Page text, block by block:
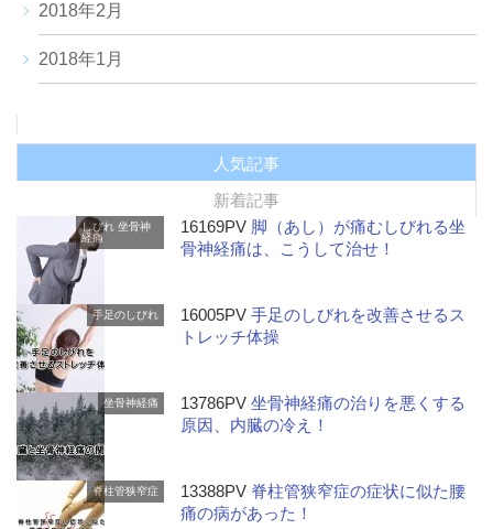
2018年2月
2018年1月
人気記事
新着記事
しびれ 坐骨神
経痛
16169PV 脚（あし）が痛むしびれる坐
骨神経痛は、こうして治せ！
手足のしびれ 16005PV手足のしびれを改善させるス
トレッチ体操
坐骨神経痛 13786PV坐骨神経痛の治りを悪くする
原因、内臓の冷え！
脊柱管狭窄症 13388PV 脊柱管狭窄症の症状に似た腰
痛の病があった！